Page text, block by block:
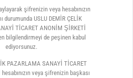
şifrenizin veya hesabınızın
durumunda USLU DEMİR ÇELİK
TİCARET ANONİM ŞİRKETİ
bilgilendirmeyi de peşinen kabul
ediyorsunuz.
PAZARLAMA SANAYİ TİCARET
veya şifrenizin başkası